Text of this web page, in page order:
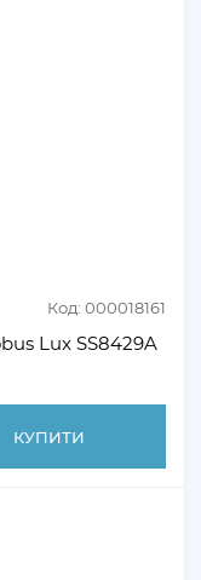
Код: 000018161
Lux SS8429A
КУПИТИ